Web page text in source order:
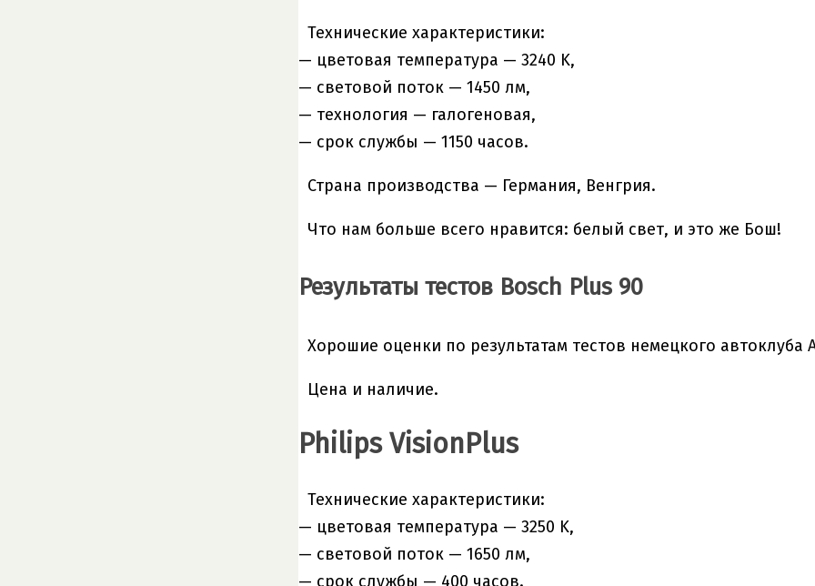
Технические характеристики:
— цветовая температура — 3240 K,
— световой поток — 1450 лм,
— технология — галогеновая,
— срок службы — 1150 часов.
Страна производства — Германия, Венгрия.
Что нам больше всего нравится: белый свет, и это же Бош!
Результаты тестов Bosch Plus 90
Хорошие оценки по результатам тестов немецкого автоклуба
Цена и наличие.
Philips VisionPlus
Технические характеристики:
— цветовая температура — 3250 K,
— световой поток — 1650 лм,
— срок службы — 400 часов.